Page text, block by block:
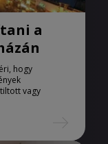
a
hogy
vagy